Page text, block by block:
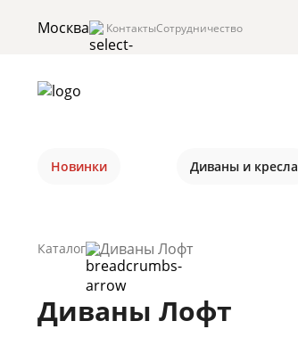
Москва КонтактыСотрудничество
Новинки Диваны и кресла
Каталог Диваны Лофт
Диваны Лофт